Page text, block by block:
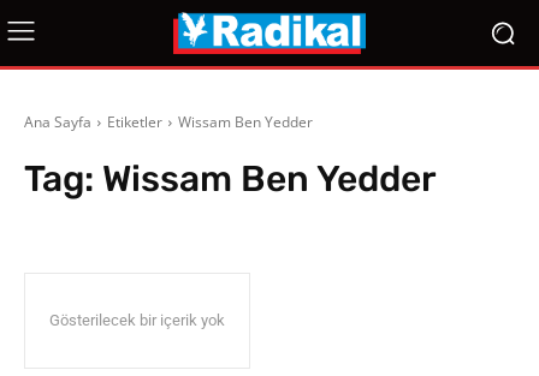
Ana Sayfa Etiketler Wissam Ben Yedder
Tag: Wissam Ben Yedder
Gösterilecek bir içerik yok